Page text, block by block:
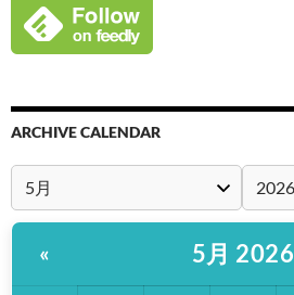
ARCHIVE CALENDAR
« 5月 2026